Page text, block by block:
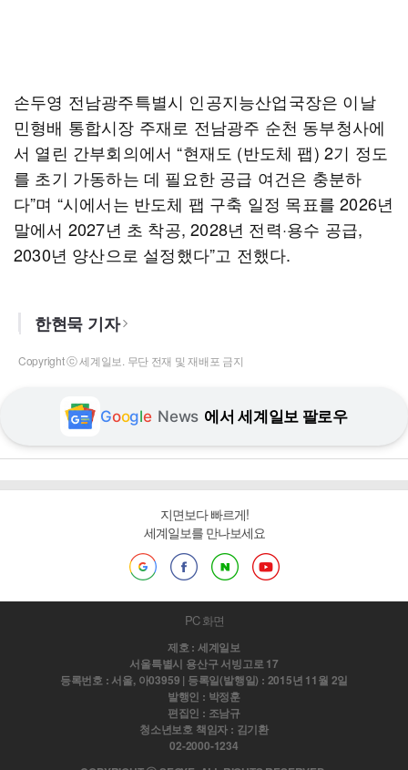
손두영 전남광주특별시 인공지능산업국장은 이날
민형배 통합시장 주재로 전남광주 순천 동부청사에
서 열린 간부회의에서 “현재도 (반도체 팹) 2기 정도
를 초기 가동하는 데 필요한 공급 여건은 충분하
다”며 “시에서는 반도체 팹 구축 일정 목표를 2026년
말에서 2027년 초 착공, 2028년 전력·용수 공급,
2030년 양산으로 설정했다”고 전했다.
한현묵 기자
Copyright ⓒ 세계일보. 무단 전재 및 재배포 금지
Google News 에서 세계일보 팔로우
지면보다 빠르게!
세계일보를 만나보세요
PC 화면
제호 : 세계일보
서울특별시 용산구 서빙고로 17
등록번호 : 서울, 아03959 | 등록일(발행일) : 2015년 11월 2일
발행인 : 박정훈
편집인 : 조남규
청소년보호 책임자 : 김기환
02-2000-1234